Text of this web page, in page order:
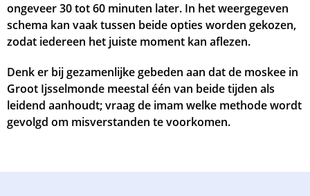
ongeveer 30 tot 60 minuten later. In het weergegeven
schema kan vaak tussen beide opties worden gekozen,
zodat iedereen het juiste moment kan aflezen.
Denk er bij gezamenlijke gebeden aan dat de moskee in
Groot Ijsselmonde meestal één van beide tijden als
leidend aanhoudt; vraag de imam welke methode wordt
gevolgd om misverstanden te voorkomen.